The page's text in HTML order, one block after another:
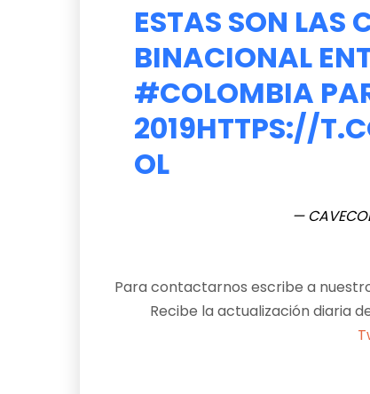
ESTAS SON LAS
BINACIONAL
#COLOMBIA
2019HTTPS://
OL
—
Para contactarnos escribe a
Recibe la actualización diaria